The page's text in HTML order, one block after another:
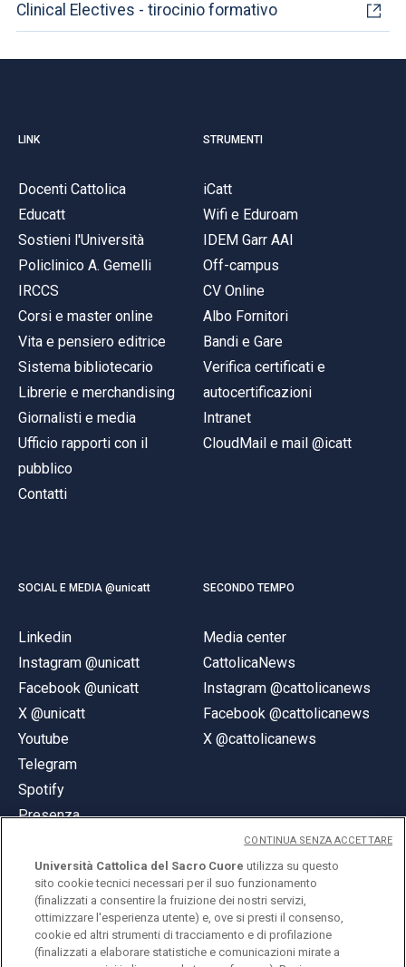
Clinical Electives - tirocinio formativo
LINK
Docenti Cattolica
Educatt
Sostieni l'Università
Policlinico A. Gemelli
IRCCS
Corsi e master online
Vita e pensiero editrice
Sistema bibliotecario
Librerie e merchandising
Giornalisti e media
Ufficio rapporti con il
pubblico
Contatti
STRUMENTI
iCatt
Wifi e Eduroam
IDEM Garr AAI
Off-campus
CV Online
Albo Fornitori
Bandi e Gare
Verifica certificati e
autocertificazioni
Intranet
CloudMail e mail @icatt
SOCIAL E MEDIA @unicatt
Linkedin
Instagram @unicatt
Facebook @unicatt
X @unicatt
Youtube
Telegram
Spotify
Presenza
SECONDO TEMPO
Media center
CattolicaNews
Instagram @cattolicanews
Facebook @cattolicanews
X @cattolicanews
© Università Cattolica del Sacro Cuore
Largo A. Gemelli 1, 20123 Milano
Università Cattolica del Sacro Cuore utilizza su questo
sito cookie tecnici necessari per il suo funzionamento
(finalizzati a consentire la fruizione dei nostri servizi,
ottimizzare l'esperienza utente) e, ove si presti il consenso,
cookie ed altri strumenti di tracciamento e di profilazione
(finalizzati a elaborare statistiche e comunicazioni mirate a
CONTINUA SENZA ACCETTARE